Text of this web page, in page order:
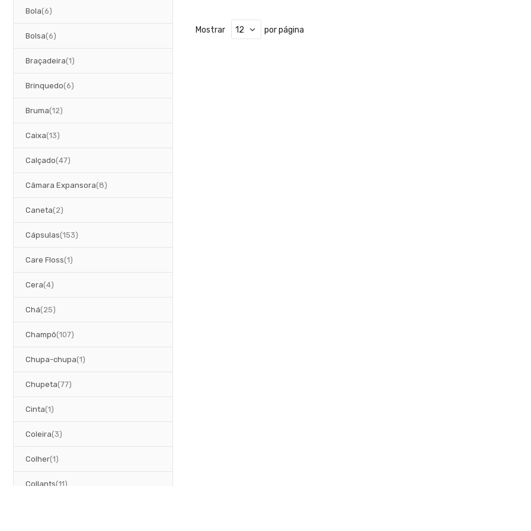
Mostrar por página
Bola 6
artigos
Bolsa 6
artigos
Braçadeira 1
artigo
Brinquedo 6
artigos
Bruma 12
artigos
Caixa 13
artigos
Calçado 47
artigos
Câmara Expansora 8
artigos
Caneta 2
artigos
Cápsulas 153
artigos
Care Floss 1
artigo
Cera 4
artigos
Chá 25
artigos
Champô 107
artigos
Chupa-chupa 1
artigo
Chupeta 77
artigos
Cinta 1
artigo
Coleira 3
artigos
Colher 1
artigo
Collants 11
artigos